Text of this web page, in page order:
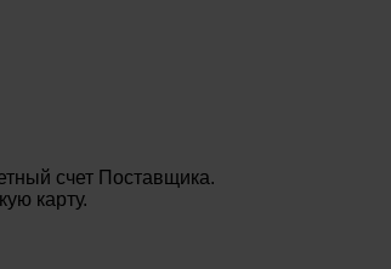
счет Поставщика.
карту.